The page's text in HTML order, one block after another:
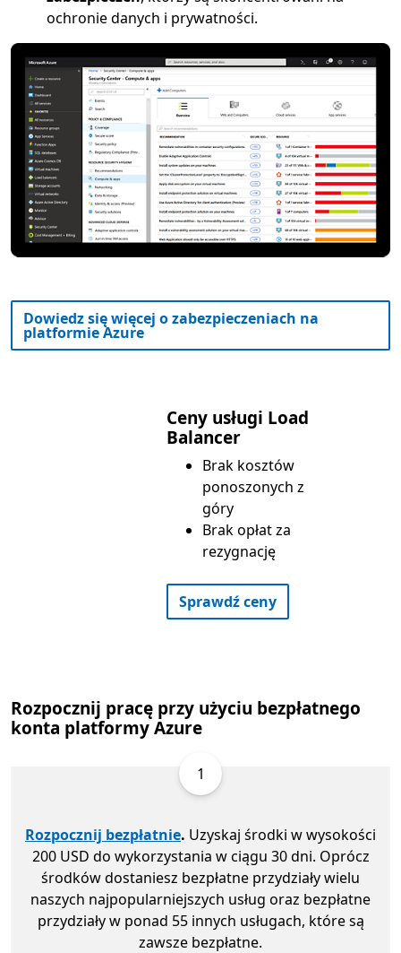
ochronie danych i prywatności.
Dowiedz się więcej o zabezpieczeniach na
platformie Azure
Ceny usługi Load
Balancer
Brak kosztów
ponoszonych z
góry
Brak opłat za
rezygnację
Sprawdź ceny
Rozpocznij pracę przy użyciu bezpłatnego
konta platformy Azure
1
Rozpocznij bezpłatnie. Uzyskaj środki w wysokości
200 USD do wykorzystania w ciągu 30 dni. Oprócz
środków dostaniesz bezpłatne przydziały wielu
naszych najpopularniejszych usług oraz bezpłatne
przydziały w ponad 55 innych usługach, które są
zawsze bezpłatne.